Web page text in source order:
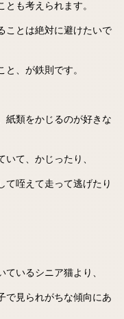
も考えられます。
ことは絶対に避けたいで
、が鉄則です。
紙類をかじるのが好きな
て、かじったり、
て咥えて走って逃げたり
いるシニア猫より、
で見られがちな傾向にあ